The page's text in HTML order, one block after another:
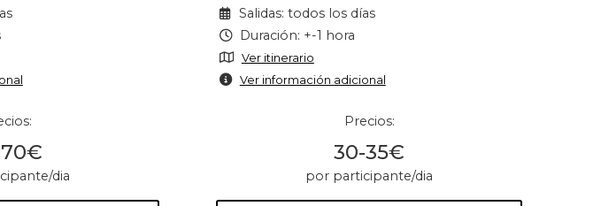
dia
Salidas: todos los días
Duración: +-1 hora
Ver itinerario
Ver información adicional
Precios:
30-35€
por participante/dia